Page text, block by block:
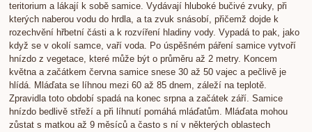
teritorium a lákají k sobě samice. Vydávají hluboké bučivé zvuky, při
kterých naberou vodu do hrdla, a ta zvuk snásobí, přičemž dojde k
rozechvění hřbetní části a k rozvíření hladiny vody. Vypadá to pak, jako
když se v okolí samce, vaří voda. Po úspěšném páření samice vytvoří
hnízdo z vegetace, které může být o průměru až 2 metry. Koncem
května a začátkem června samice snese 30 až 50 vajec a pečlivě je
hlídá. Mláďata se líhnou mezi 60 až 85 dnem, záleží na teplotě.
Zpravidla toto období spadá na konec srpna a začátek září. Samice
hnízdo bedlivě střeží a při líhnutí pomáhá mláďatům. Mláďata mohou
zůstat s matkou až 9 měsíců a často s ní v některých oblastech